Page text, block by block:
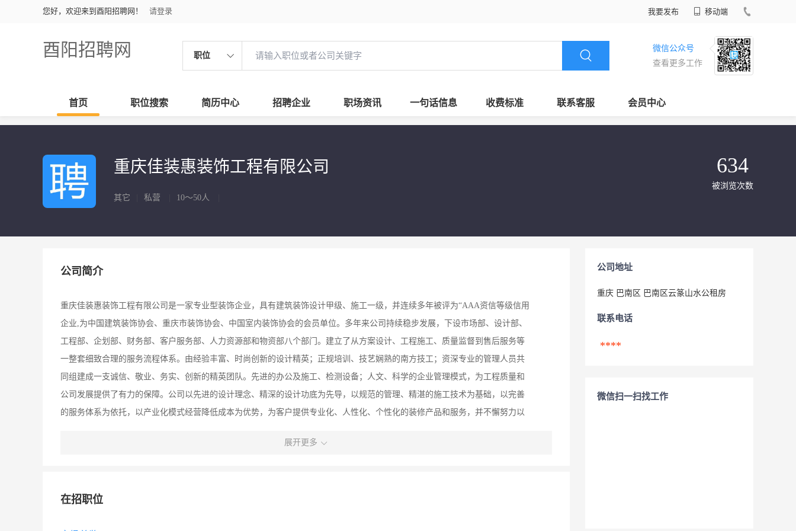
您好，欢迎来到酉阳招聘网！ 请登录 我要发布 移动端
酉阳招聘网 职位
微信公众号
查看更多工作
首页 职位搜索 简历中心 招聘企业 职场资讯 一句话信息 收费标准 联系客服 会员中心
重庆佳装惠装饰工程有限公司
其它 私营 10～50人
634
被浏览次数
公司简介
重庆佳装惠装饰工程有限公司是一家专业型装饰企业，具有建筑装饰设计甲级、施工一级，并连续多年被评为“AAA资信等级信用
企业,为中国建筑装饰协会、重庆市装饰协会、中国室内装饰协会的会员单位。多年来公司持续稳步发展，下设市场部、设计部、
工程部、企划部、财务部、客户服务部、人力资源部和物资部八个部门。建立了从方案设计、工程施工、质量监督到售后服务等
一整套细致合理的服务流程体系。由经验丰富、时尚创新的设计精英；正规培训、技艺娴熟的南方技工；资深专业的管理人员共
同组建成一支诚信、敬业、务实、创新的精英团队。先进的办公及施工、检测设备；人文、科学的企业管理模式，为工程质量和
公司发展提供了有力的保障。公司以先进的设计理念、精深的设计功底为先导，以规范的管理、精湛的施工技术为基础，以完善
的服务体系为依托，以产业化模式经营降低成本为优势，为客户提供专业化、人性化、个性化的装修产品和服务，并不懈努力以
把“客户的满意是评价我们工作的唯一标准”作为服务宗旨，始终坚持以客户的需求和满意为核心，从而使公司不断发展壮大，并
展开更多
在招职位
公司地址
重庆 巴南区 巴南区云篆山水公租房
联系电话
****
微信扫一扫找工作